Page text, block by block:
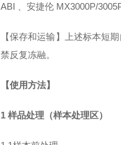
ABI 、安捷伦 MX3000P/
【保存和运输】上述标本短
禁反复冻融。
【使用方法】
1 样品处理（样本处理区）